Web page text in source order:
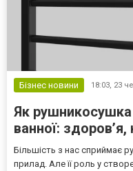
Бізнес новини 18:03, 23
Як рушникосушка
ванної:
Більшість з нас сприймає
прилад. Але її роль у